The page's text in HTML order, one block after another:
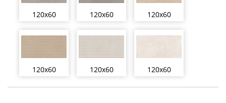
120x60 120x60 120x60
120x60 120x60 120x60